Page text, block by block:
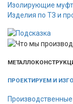
Изолирующие
Изделия по ТЗ и
ПРОЕКТИРУЕМ И